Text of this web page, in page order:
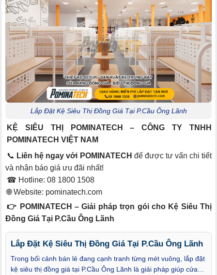
Lắp Đặt Kệ Siêu Thị Đồng Giá Tại P.Cầu Ông Lãnh
KỆ SIÊU THỊ POMINATECH – CÔNG TY TNHH
POMINATECH VIỆT NAM
📞 Liên hệ ngay với POMINATECH để được tư vấn chi tiết
và nhận báo giá ưu đãi nhất!
☎ Hotline: 08 1800 1508
🌐 Website: pominatech.com
👉 POMINATECH – Giải pháp trọn gói cho Kệ Siêu Thị
Đồng Giá Tại P.Cầu Ông Lãnh
Lắp Đặt Kệ Siêu Thị Đồng Giá Tại P.Cầu Ông Lãnh
Trong bối cảnh bán lẻ đang cạnh tranh từng mét vuông, lắp đặt
kệ siêu thị đồng giá tại P.Cầu Ông Lãnh là giải pháp giúp cửa